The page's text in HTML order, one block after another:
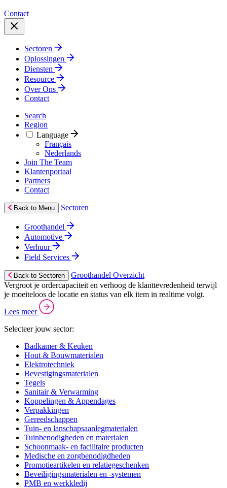
Contact
Sectoren
Oplossingen
Diensten
Resource
Over Ons
Contact
Search
Region
Language
Français
Nederlands
Join The Team
Klantenportaal
Partners
Contact
Back to Menu Sectoren
Groothandel
Automotive
Verhuur
Field Services
Back to Sectoren
Groothandel Overzicht
Vergroot je ordercapaciteit en verhoog de klanttevredenheid terwijl
je moeiteloos de locatie en status van elk item in realtime volgt.
Lees meer
Selecteer jouw sector:
Badkamer & Keuken
Hout & Bouwmaterialen
Elektrotechniek
Bevestigingsmaterialen
Tegels
Sanitair & Verwarming
Koppelingen & Appendages
Verpakkingen
Gereedschappen
Tuin- en lanschapsaanlegmaterialen
Tuinbenodigheden en materialen
Schoonmaak- en facilitaire producten
Medische en zorgbenodigdheden
Promotieartikelen en relatiegeschenken
Beveiligingsmaterialen en -systemen
PMB en werkkledij